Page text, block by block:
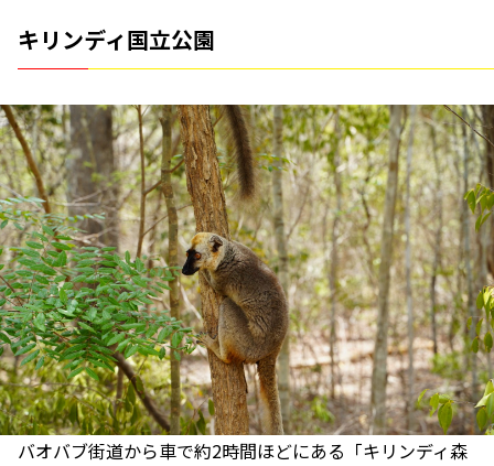
キリンディ国立公園
バオバブ街道から車で約2時間ほどにある「キリンディ森